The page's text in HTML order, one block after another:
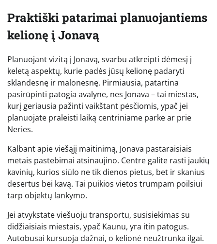
Praktiški patarimai planuojantiems
kelionę į Jonavą
Planuojant vizitą į Jonavą, svarbu atkreipti dėmesį į
keletą aspektų, kurie padės jūsų kelionę padaryti
sklandesnę ir malonesnę. Pirmiausia, patartina
pasirūpinti patogia avalyne, nes Jonava – tai miestas,
kurį geriausia pažinti vaikštant pėsčiomis, ypač jei
planuojate praleisti laiką centriniame parke ar prie
Neries.
Kalbant apie viešąjį maitinimą, Jonava pastaraisiais
metais pastebimai atsinaujino. Centre galite rasti jaukių
kavinių, kurios siūlo ne tik dienos pietus, bet ir skanius
desertus bei kavą. Tai puikios vietos trumpam poilsiui
tarp objektų lankymo.
Jei atvykstate viešuoju transportu, susisiekimas su
didžiaisiais miestais, ypač Kaunu, yra itin patogus.
Autobusai kursuoja dažnai, o kelionė neužtrunka ilgai.